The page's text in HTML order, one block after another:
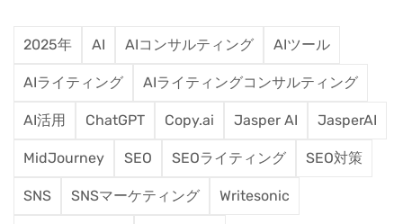
2025年 AI AIコンサルティング AIツール
AIライティング AIライティングコンサルティング
AI活用 ChatGPT Copy.ai Jasper AI JasperAI
MidJourney SEO SEOライティング SEO対策
SNS SNSマーケティング Writesonic